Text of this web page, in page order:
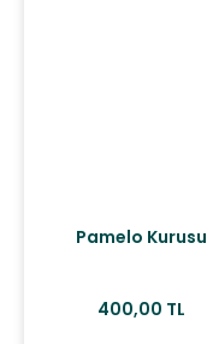
Pamelo Kurusu
400,00 TL